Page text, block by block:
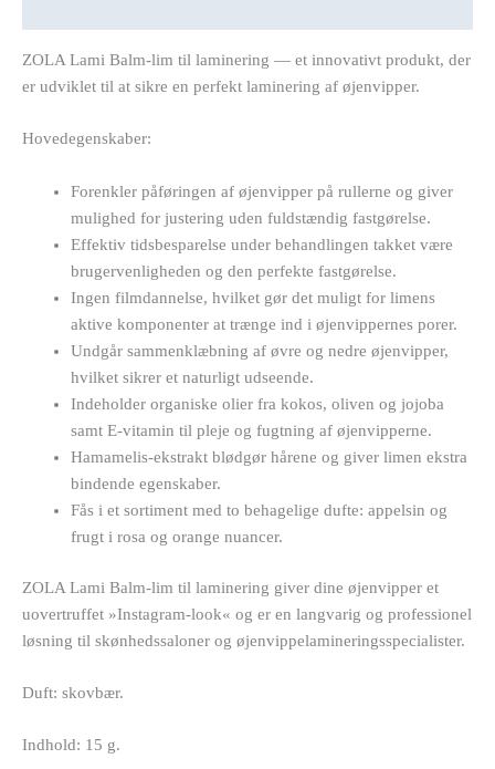
ZOLA Lami Balm-lim til laminering — et innovativt produkt, der
er udviklet til at sikre en perfekt laminering af øjenvipper.
Hovedegenskaber:
Forenkler påføringen af øjenvipper på rullerne og giver
mulighed for justering uden fuldstændig fastgørelse.
Effektiv tidsbesparelse under behandlingen takket være
brugervenligheden og den perfekte fastgørelse.
Ingen filmdannelse, hvilket gør det muligt for limens
aktive komponenter at trænge ind i øjenvippernes porer.
Undgår sammenklæbning af øvre og nedre øjenvipper,
hvilket sikrer et naturligt udseende.
Indeholder organiske olier fra kokos, oliven og jojoba
samt E-vitamin til pleje og fugtning af øjenvipperne.
Hamamelis-ekstrakt blødgør hårene og giver limen ekstra
bindende egenskaber.
Fås i et sortiment med to behagelige dufte: appelsin og
frugt i rosa og orange nuancer.
ZOLA Lami Balm-lim til laminering giver dine øjenvipper et
uovertruffet »Instagram-look« og er en langvarig og professionel
løsning til skønhedssaloner og øjenvippelamineringsspecialister.
Duft: skovbær.
Indhold: 15 g.